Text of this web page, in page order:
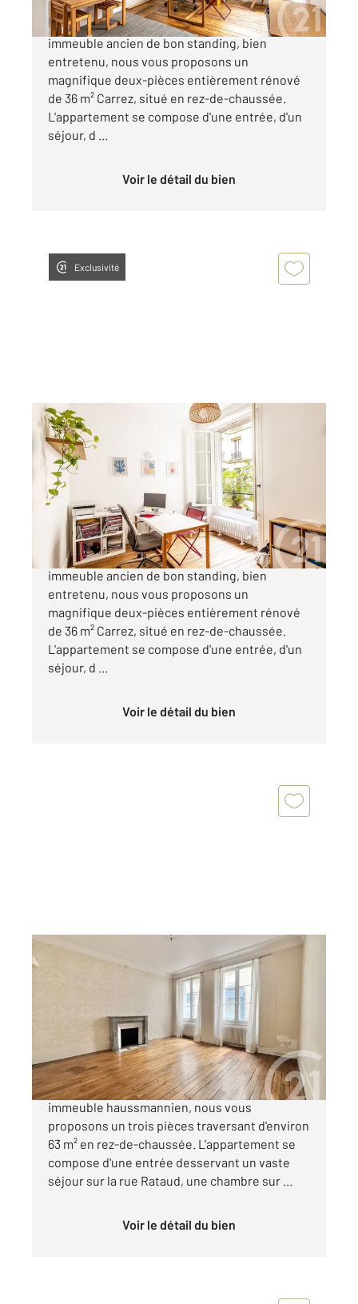
Quartier Jardin des Plantes Dans un bel
immeuble ancien de bon standing, bien
entretenu, nous vous proposons un
magnifique deux-pièces entièrement rénové
de 36 m² Carrez, situé en rez-de-chaussée.
L'appartement se compose d'une entrée, d'un
séjour, d ...
Voir le détail du bien
Exclusivité
PARIS 75005
35,94 m2, 2 pièces
Ref : 31810
Appartement F2 à vendre
420 000 €
Quartier Jardin des Plantes Dans un bel
immeuble ancien de bon standing, bien
entretenu, nous vous proposons un
magnifique deux-pièces entièrement rénové
de 36 m² Carrez, situé en rez-de-chaussée.
L'appartement se compose d'une entrée, d'un
séjour, d ...
Voir le détail du bien
PARIS 75005
, 3 pièces
Appartement F3 à vendre
645 000 €
Paris 5 - rue Rataud Dans un magnifique
immeuble haussmannien, nous vous
proposons un trois pièces traversant d'environ
63 m² en rez-de-chaussée. L'appartement se
compose d'une entrée desservant un vaste
séjour sur la rue Rataud, une chambre sur ...
Voir le détail du bien